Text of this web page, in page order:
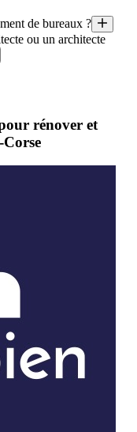
de bureaux ?
? Quel budget
d’un projet géré par
ou un architecte
avec un
rénover et